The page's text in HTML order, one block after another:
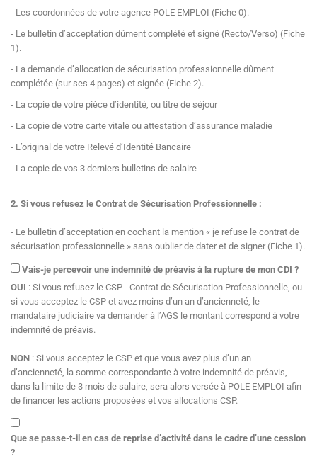
- Les coordonnées de votre agence POLE EMPLOI (Fiche 0).
- Le bulletin d’acceptation dûment complété et signé (Recto/Verso) (Fiche
1).
- La demande d’allocation de sécurisation professionnelle dûment
complétée (sur ses 4 pages) et signée (Fiche 2).
- La copie de votre pièce d’identité, ou titre de séjour
- La copie de votre carte vitale ou attestation d’assurance maladie
- L’original de votre Relevé d’Identité Bancaire
- La copie de vos 3 derniers bulletins de salaire
2. Si vous refusez le Contrat de Sécurisation Professionnelle :
- Le bulletin d’acceptation en cochant la mention « je refuse le contrat de
sécurisation professionnelle » sans oublier de dater et de signer (Fiche 1).
Vais-je percevoir une indemnité de préavis à la rupture de mon CDI ?
OUI : Si vous refusez le CSP - Contrat de Sécurisation Professionnelle, ou
si vous acceptez le CSP et avez moins d’un an d’ancienneté, le
mandataire judiciaire va demander à l’AGS le montant correspond à votre
indemnité de préavis.
NON : Si vous acceptez le CSP et que vous avez plus d’un an
d’ancienneté, la somme correspondante à votre indemnité de préavis,
dans la limite de 3 mois de salaire, sera alors versée à POLE EMPLOI afin
de financer les actions proposées et vos allocations CSP.
Que se passe-t-il en cas de reprise d’activité dans le cadre d’une cession
?